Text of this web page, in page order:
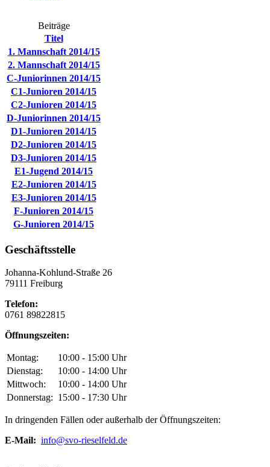
Beiträge
Titel
1. Mannschaft 2014/15
2. Mannschaft 2014/15
C-Juniorinnen 2014/15
C1-Junioren 2014/15
C2-Junioren 2014/15
D-Juniorinnen 2014/15
D1-Junioren 2014/15
D2-Junioren 2014/15
D3-Junioren 2014/15
E1-Jugend 2014/15
E2-Junioren 2014/15
E3-Junioren 2014/15
F-Junioren 2014/15
G-Junioren 2014/15
Geschäftsstelle
Johanna-Kohlund-Straße 26
79111 Freiburg
Telefon:
0761 89822815
Öffnungszeiten:
Montag:
10:00 - 15:00 Uhr
Dienstag:
10:00 - 14:00 Uhr
Mittwoch:
10:00 - 14:00 Uhr
Donnerstag: 15:00 - 17:30 Uhr
In dringenden Fällen oder außerhalb der Öffnungszeiten:
E-Mail: info@svo-rieselfeld.de